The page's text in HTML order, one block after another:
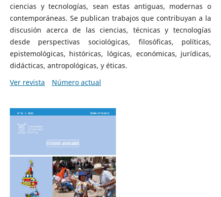
ciencias y tecnologías, sean estas antiguas, modernas o
contemporáneas. Se publican trabajos que contribuyan a la
discusión acerca de las ciencias, técnicas y tecnologías
desde perspectivas sociológicas, filosóficas, políticas,
epistemológicas, históricas, lógicas, económicas, jurídicas,
didácticas, antropológicas, y éticas.
Ver revista
Número actual